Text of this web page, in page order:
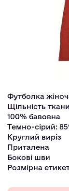
Футболка
Щільність
100% бавовна
Темно-сірий:
Круглий виріз
Приталена
Бокові шви
Розмірна